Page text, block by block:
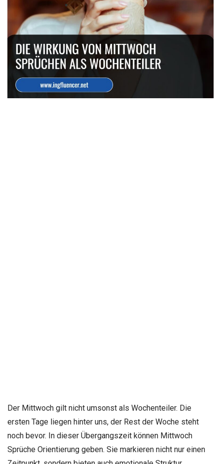
Der Mittwoch gilt nicht umsonst als Wochenteiler. Die
ersten Tage liegen hinter uns, der Rest der Woche steht
noch bevor. In dieser Übergangszeit können Mittwoch
Sprüche Orientierung geben. Sie markieren nicht nur einen